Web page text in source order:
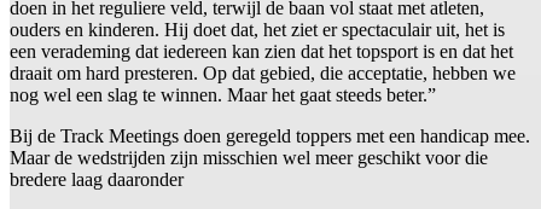
doen in het reguliere veld, terwijl de baan vol staat met atleten,
ouders en kinderen. Hij doet dat, het ziet er spectaculair uit, het is
een verademing dat iedereen kan zien dat het topsport is en dat het
draait om hard presteren. Op dat gebied, die acceptatie, hebben we
nog wel een slag te winnen. Maar het gaat steeds beter.”
Bij de Track Meetings doen geregeld toppers met een handicap mee.
Maar de wedstrijden zijn misschien wel meer geschikt voor die
bredere laag daaronder